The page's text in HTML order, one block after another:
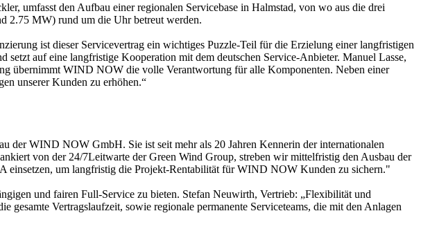
umfasst den Aufbau einer regionalen Servicebase in Halmstad, von wo aus die drei
2.75 MW) rund um die Uhr betreut werden.
ist dieser Servicevertrag ein wichtiges Puzzle-Teil für die Erzielung einer langfristigen
setzt auf eine langfristige Kooperation mit dem deutschen Service-Anbieter. Manuel Lasse,
übernimmt WIND NOW die volle Verantwortung für alle Komponenten. Neben einer
unserer Kunden zu erhöhen.“
der WIND NOW GmbH. Sie ist seit mehr als 20 Jahren Kennerin der internationalen
von der 24/7Leitwarte der Green Wind Group, streben wir mittelfristig den Ausbau der
einsetzen, um langfristig die Projekt-Rentabilität für WIND NOW Kunden zu sichern."
und fairen Full-Service zu bieten. Stefan Neuwirth, Vertrieb: „Flexibilität und
gesamte Vertragslaufzeit, sowie regionale permanente Serviceteams, die mit den Anlagen